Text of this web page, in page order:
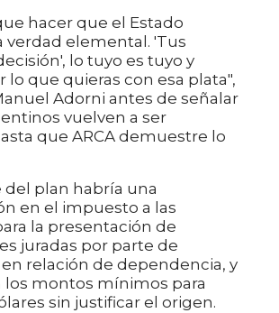
hacer que el Estado
verdad elemental. 'Tus
lo tuyo es tuyo y
lo que quieras con esa plata",
Adorni antes de señalar
vuelven a ser
que ARCA demuestre lo
del plan habría una
en el impuesto a las
la presentación de
juradas por parte de
relación de dependencia, y
los montos mínimos para
sin justificar el origen.